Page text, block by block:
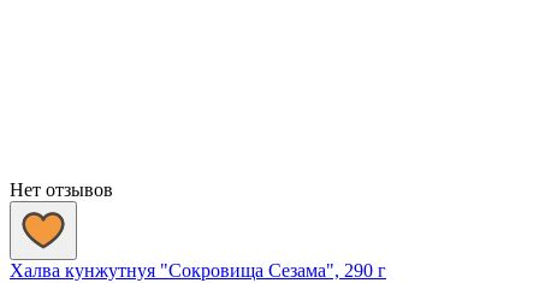
Нет отзывов
Халва кунжутнуя "Сокровища Сезама", 290 г